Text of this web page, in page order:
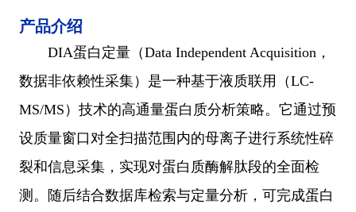
产品介绍
DIA蛋白定量（Data Independent Acquisition，
数据非依赖性采集）是一种基于液质联用（LC-
MS/MS）技术的高通量蛋白质分析策略。它通过预
设质量窗口对全扫描范围内的母离子进行系统性碎
裂和信息采集，实现对蛋白质酶解肽段的全面检
测。随后结合数据库检索与定量分析，可完成蛋白